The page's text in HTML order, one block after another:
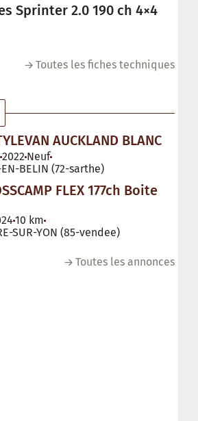
Sprinter 2.0 190 ch 4×4
Toutes les fiches techniques
AUCKLAND BLANC
2022 Neuf
EN-BELIN (72-sarthe)
FLEX 177ch Boite
10 km
SUR-YON (85-vendee)
Toutes les annonces